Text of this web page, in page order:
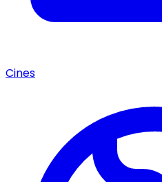
Cines